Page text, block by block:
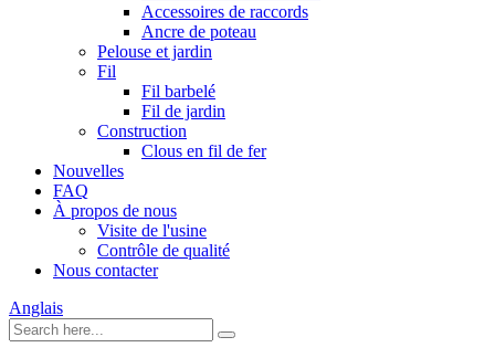
Accessoires de raccords
Ancre de poteau
Pelouse et jardin
Fil
Fil barbelé
Fil de jardin
Construction
Clous en fil de fer
Nouvelles
FAQ
À propos de nous
Visite de l'usine
Contrôle de qualité
Nous contacter
Anglais